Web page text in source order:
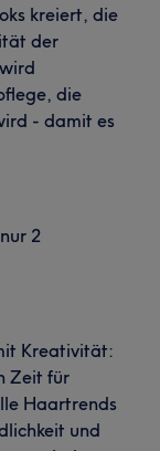
kreiert, die
der
die
- damit es
2
Kreativität:
Zeit für
Haartrends
und